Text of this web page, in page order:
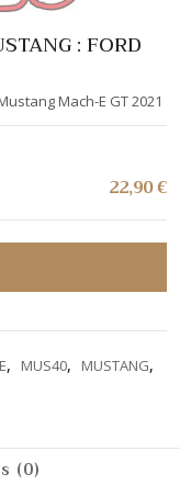
: FORD
Mach-E GT 2021
22,90€
, MUS40, MUSTANG,
(0)